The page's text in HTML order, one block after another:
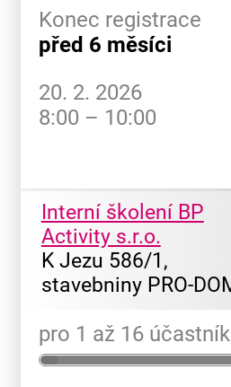
Konec registrace
před 6 měsíci
20. 2. 2026
8:00 – 10:00
Interní školení BP
Activity s.r.o.
K Jezu 586/1,
stavebniny PRO-
pro 1 až 16